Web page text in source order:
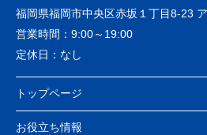
福岡県福岡市中央区赤坂１丁目8-23
営業時間： 9:00～19:00
定休日： なし
トップページ
お役立ち情報